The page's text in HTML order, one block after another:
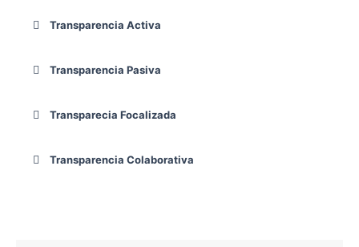
Transparencia Activa
Transparencia Pasiva
Transparecia Focalizada
Transparencia Colaborativa